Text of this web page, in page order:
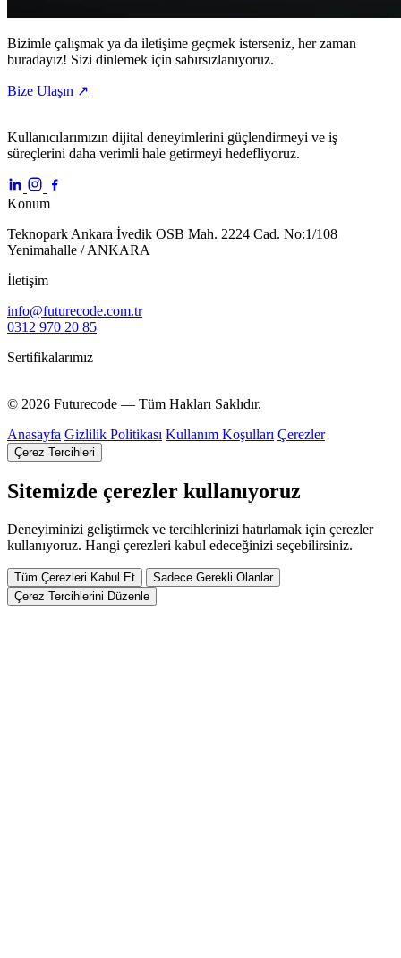
Bizimle çalışmak ya da iletişime geçmek isterseniz, her zaman
buradayız! Sizi dinlemek için sabırsızlanıyoruz.
Bize Ulaşın ↗
Kullanıcılarımızın dijital deneyimlerini güçlendirmeyi ve iş
süreçlerini daha verimli hale getirmeyi hedefliyoruz.
Konum
Teknopark Ankara İvedik OSB Mah. 2224 Cad. No:1/108
Yenimahalle / ANKARA
İletişim
info@futurecode.com.tr
0312 970 20 85
Sertifikalarımız
© 2026 Futurecode — Tüm Hakları Saklıdır.
Anasayfa Gizlilik Politikası Kullanım Koşulları Çerezler
Çerez Tercihleri
Sitemizde çerezler kullanıyoruz
Deneyiminizi geliştirmek ve tercihlerinizi hatırlamak için çerezler
kullanıyoruz. Hangi çerezleri kabul edeceğinizi seçebilirsiniz.
Tüm Çerezleri Kabul Et
Sadece Gerekli Olanlar
Çerez Tercihlerini Düzenle